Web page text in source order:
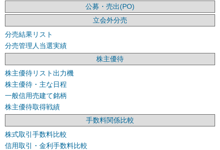
公募・売出(PO)
立会外分売
分売結果リスト
分売管理人当選実績
株主優待
株主優待リスト出力機
株主優待・主な日程
一般信用売建て銘柄
株主優待取得戦績
手数料関係比較
株式取引手数料比較
信用取引・金利手数料比較